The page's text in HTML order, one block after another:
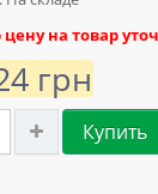
на товар
грн
Купить